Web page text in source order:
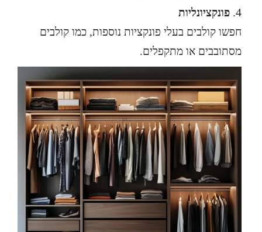
פונקציונליות
חפשו קולבים בעלי פונקציות נוספות, כמו קולבים
מסתובבים או מתקפלים.